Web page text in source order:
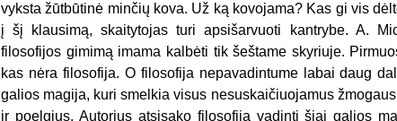
vyksta žūtbūtinė minčių kova. Už ką kovojama? Kas gi vis
į šį klausimą, skaitytojas turi apsišarvuoti kantrybe. A.
filosofijos gimimą imama kalbėti tik šeštame skyriuje.
kas nėra filosofija. O filosofija nepavadintume labai daug
galios magija, kuri smelkia visus nesuskaičiuojamus
ir poelgius. Autorius atsisako filosofija vadinti šiai galios